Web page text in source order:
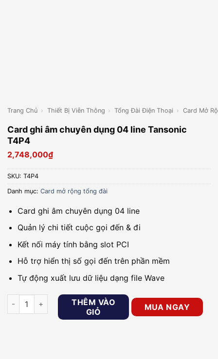
Trang Chủ › Thiết Bị Viễn Thông › Tổng Đài Điện Thoại › Card Mở
Card ghi âm chuyên dụng 04 line Tansonic
T4P4
2,748,000₫
SKU: T4P4
Danh mục: Card mở rộng tổng đài
Card ghi âm chuyên dụng 04 line
Quản lý chi tiết cuộc gọi đến & đi
Kết nối máy tính bằng slot PCI
Hỗ trợ hiển thị số gọi đến trên phần mềm
Tự động xuất lưu dữ liệu dạng file Wave
Card ghi âm chuyên dụng 04 line Tansonic T4P4 số lượng
THÊM VÀO
GIỎ
MUA NGAY